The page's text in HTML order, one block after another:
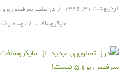
اردیبهشت ۳۱, ۱۳۹۶ / درتبلت,سرفیس پرو 5
مایکروسافت / توسط